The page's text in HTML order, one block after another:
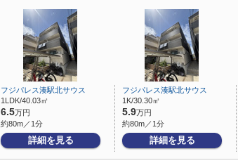
フジパレス湊駅北サウス
1LDK/40.03㎡
6.5万円
約80m／1分
詳細を見る
フジパレス湊駅北サウス
1K/30.30㎡
5.9万円
約80m／1分
詳細を見る